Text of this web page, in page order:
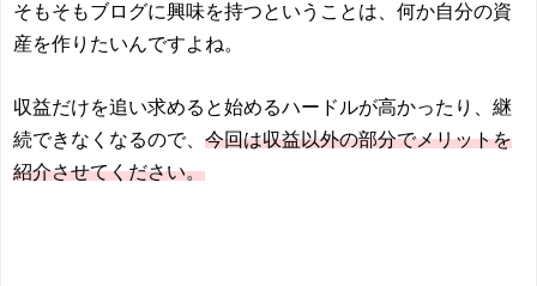
そもそもブログに興味を持つということは、何か自分の資
産を作りたいんですよね。
収益だけを追い求めると始めるハードルが高かったり、継
続できなくなるので、 今回は収益以外の部分でメリットを
紹介させてください。